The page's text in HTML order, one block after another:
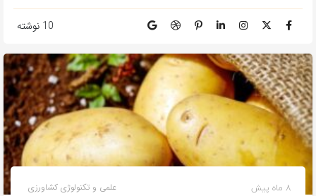
10 نوشته
علمی و تکنولوژی کشاورزی 8 ماه پیش